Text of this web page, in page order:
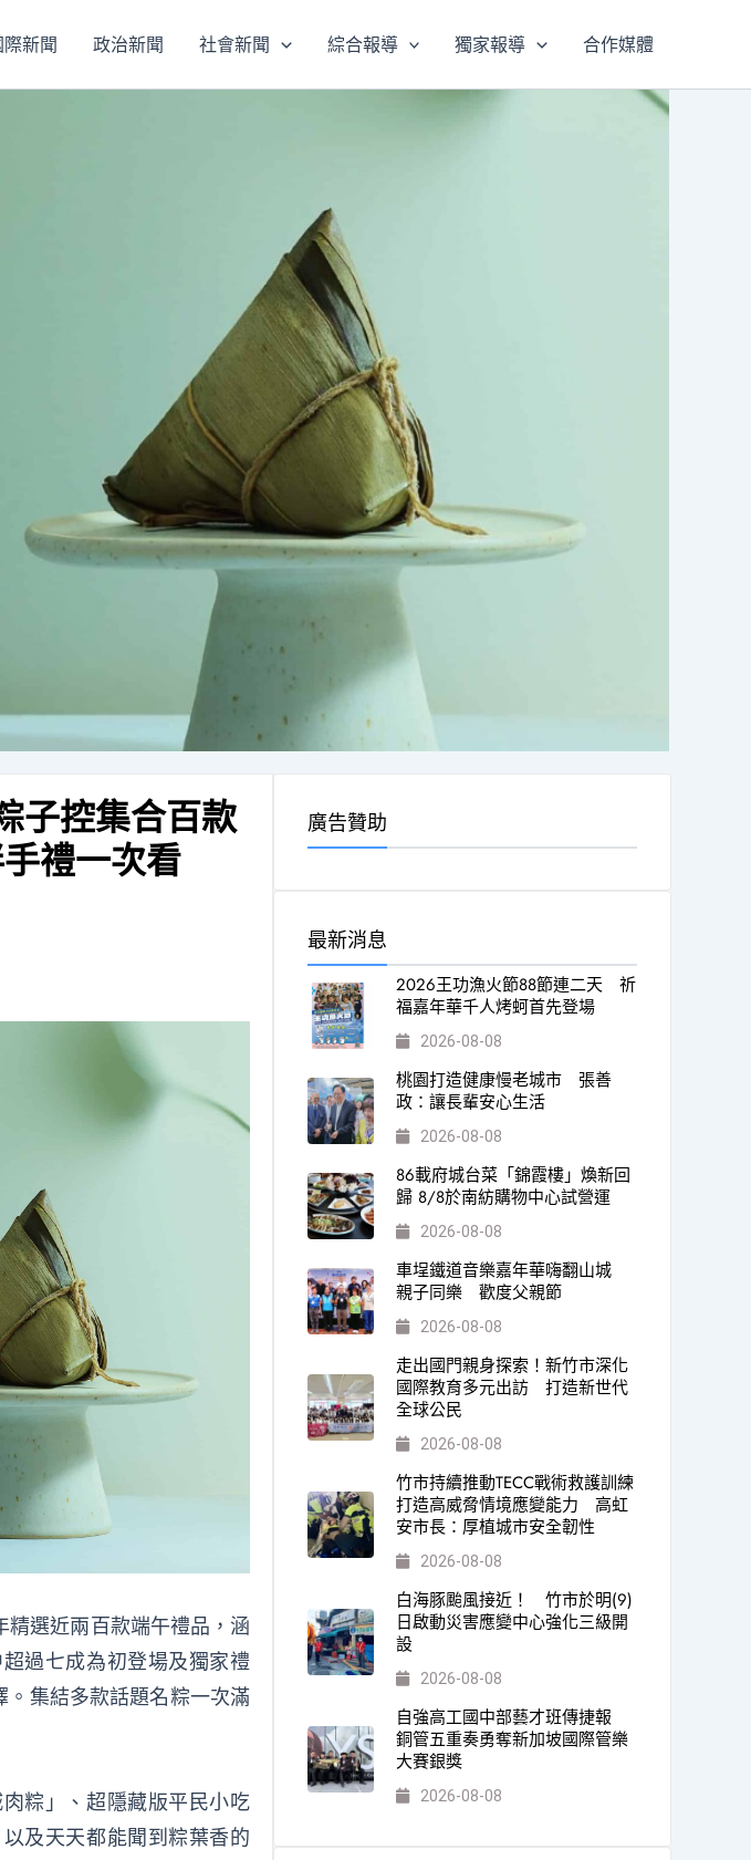
際新聞 政治新聞 社會新聞 綜合報導 獨家報導 合作媒體
控集合百款
禮一次看
精選近兩百款端午禮品，涵
過七成為初登場及獨家禮
。集結多款話題名粽一次滿
粽」、超隱藏版平民小吃
及天天都能聞到粽葉香的
廣告贊助
最新消息
2026王功漁火節88節連二天 祈
福嘉年華千人烤蚵首先登場
2026-08-08
桃園打造健康慢老城市 張善
政：讓長輩安心生活
2026-08-08
86載府城台菜「錦霞樓」煥新回
歸 8/8於南紡購物中心試營運
2026-08-08
車埕鐵道音樂嘉年華嗨翻山城
親子同樂 歡度父親節
2026-08-08
走出國門親身探索！新竹市深化
國際教育多元出訪 打造新世代
全球公民
2026-08-08
竹市持續推動TECC戰術救護訓練
打造高威脅情境應變能力 高虹
安市長：厚植城市安全韌性
2026-08-08
白海豚颱風接近！ 竹市於明(9)
日啟動災害應變中心強化三級開
設
2026-08-08
自強高工國中部藝才班傳捷報
銅管五重奏勇奪新加坡國際管樂
大賽銀獎
2026-08-08